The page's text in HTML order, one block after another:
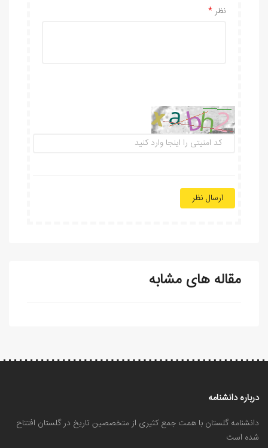
نظر
ارسال نظر
مقاله های مشابه
درباره دانشنامه
دانشنامه گلستان با همت جمع کثیری از متخصصین تاریخ در گلستان افتتاح
شده است